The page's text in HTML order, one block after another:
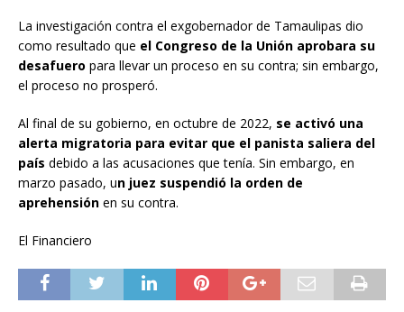
La investigación contra el exgobernador de Tamaulipas dio
como resultado que el Congreso de la Unión aprobara su
desafuero para llevar un proceso en su contra; sin embargo,
el proceso no prosperó.
Al final de su gobierno, en octubre de 2022, se activó una
alerta migratoria para evitar que el panista saliera del
país debido a las acusaciones que tenía. Sin embargo, en
marzo pasado, un juez suspendió la orden de
aprehensión en su contra.
El Financiero